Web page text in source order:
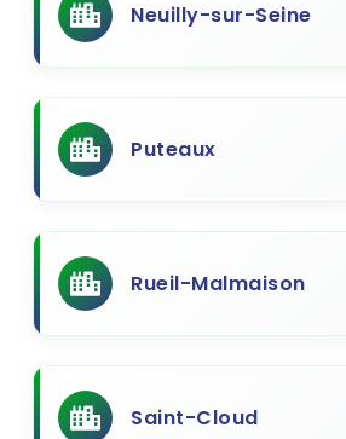
Neuilly-sur-Seine
Puteaux
Rueil-Malmaison
Saint-Cloud